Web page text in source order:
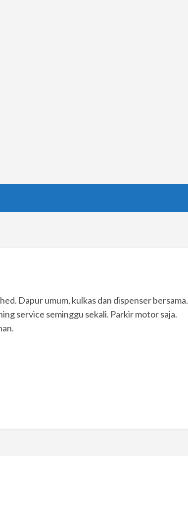
Dapur umum, kulkas dan dispenser bersama.
service seminggu sekali. Parkir motor saja.